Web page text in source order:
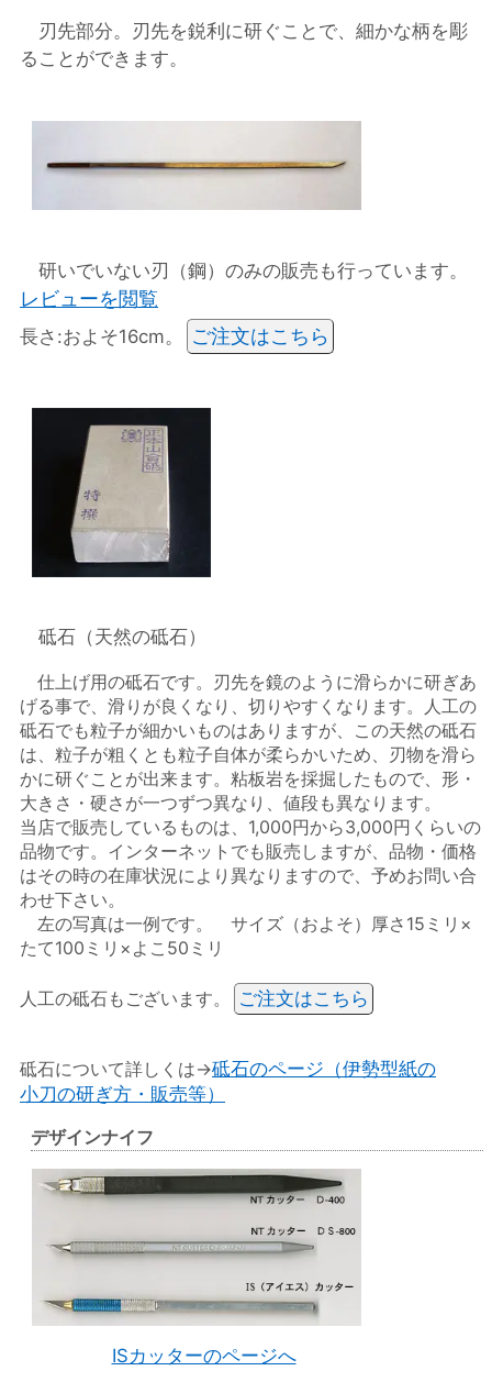
刃先部分。刃先を鋭利に研ぐことで、細かな柄を彫
ることができます。
研いでいない刃（鋼）のみの販売も行っています。
レビューを閲覧
長さ:およそ16cm。 ご注文はこちら
砥石（天然の砥石）
仕上げ用の砥石です。刃先を鏡のように滑らかに研ぎあ
げる事で、滑りが良くなり、切りやすくなります。人工の
砥石でも粒子が細かいものはありますが、この天然の砥石
は、粒子が粗くとも粒子自体が柔らかいため、刃物を滑ら
かに研ぐことが出来ます。粘板岩を採掘したもので、形・
大きさ・硬さが一つずつ異なり、値段も異なります。
当店で販売しているものは、1,000円から3,000円くらいの
品物です。インターネットでも販売しますが、品物・価格
はその時の在庫状況により異なりますので、予めお問い合
わせ下さい。
左の写真は一例です。 サイズ（およそ）厚さ15ミリ×
たて100ミリ×よこ50ミリ
人工の砥石もございます。 ご注文はこちら
砥石について詳しくは→砥石のページ（伊勢型紙の
小刀の研ぎ方・販売等）
デザインナイフ
ISカッターのページへ